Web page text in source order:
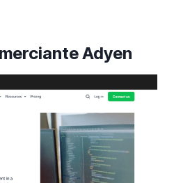
Adyen